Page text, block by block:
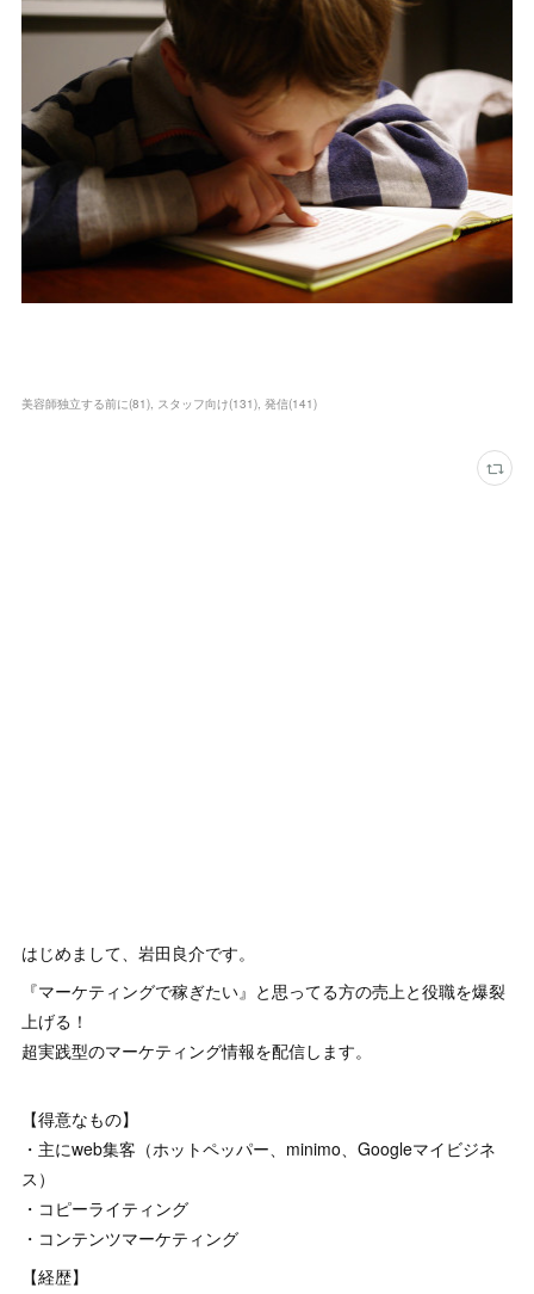
美容師独立する前に(81) スタッフ向け(131) 発信(141)
はじめまして、岩田良介です。
『マーケティングで稼ぎたい』と思ってる方の売上と役職を爆裂
上げる！
超実践型のマーケティング情報を配信します。
【得意なもの】
・主にweb集客（ホットペッパー、minimo、Googleマイビジネ
ス）
・コピーライティング
・コンテンツマーケティング
【経歴】